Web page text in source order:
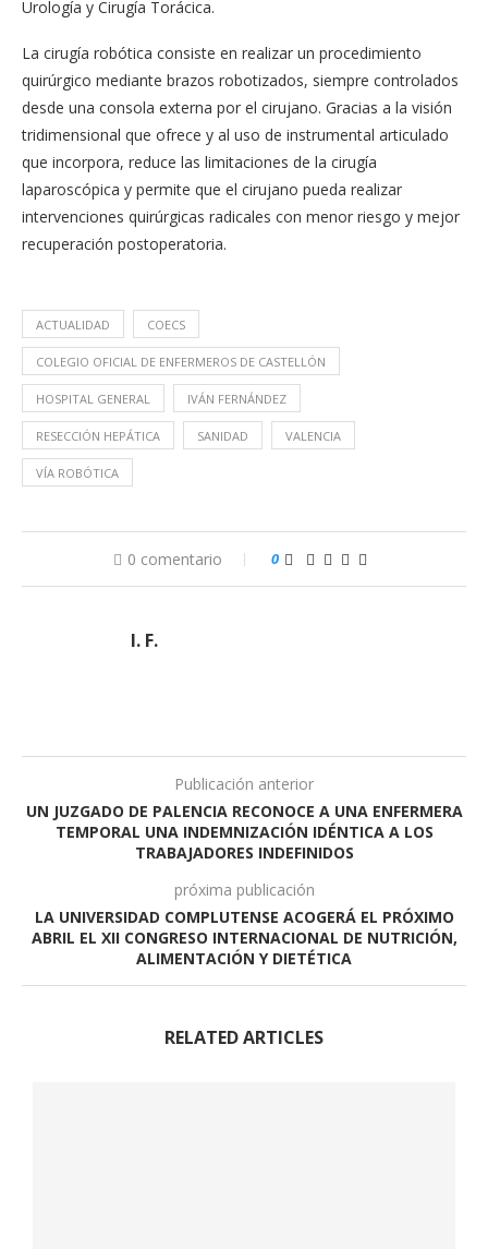
Urología y Cirugía Torácica.
La cirugía robótica consiste en realizar un procedimiento
quirúrgico mediante brazos robotizados, siempre controlados
desde una consola externa por el cirujano. Gracias a la visión
tridimensional que ofrece y al uso de instrumental articulado
que incorpora, reduce las limitaciones de la cirugía
laparoscópica y permite que el cirujano pueda realizar
intervenciones quirúrgicas radicales con menor riesgo y mejor
recuperación postoperatoria.
ACTUALIDAD COECS
COLEGIO OFICIAL DE ENFERMEROS DE CASTELLÓN
HOSPITAL GENERAL IVÁN FERNÁNDEZ
RESECCIÓN HEPÁTICA SANIDAD VALENCIA
VÍA ROBÓTICA
0 comentario 0
I. F.
Publicación anterior
UN JUZGADO DE PALENCIA RECONOCE A UNA ENFERMERA
TEMPORAL UNA INDEMNIZACIÓN IDÉNTICA A LOS
TRABAJADORES INDEFINIDOS
próxima publicación
LA UNIVERSIDAD COMPLUTENSE ACOGERÁ EL PRÓXIMO
ABRIL EL XII CONGRESO INTERNACIONAL DE NUTRICIÓN,
ALIMENTACIÓN Y DIETÉTICA
RELATED ARTICLES